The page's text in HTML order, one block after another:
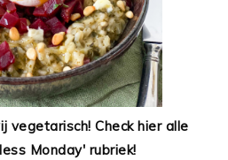
vegetarisch! Check hier alle
Monday' rubriek!